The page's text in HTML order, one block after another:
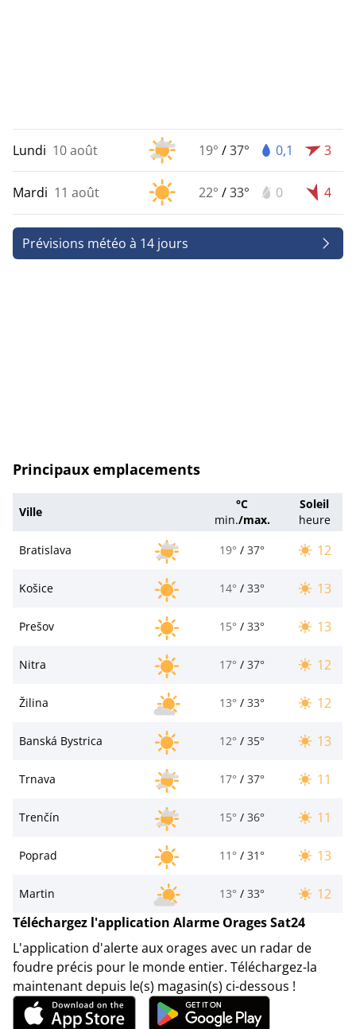
Lundi 10 août 19° /37° 0,1 3
Mardi 11 août 22° /33° 0 4
Prévisions météo à 14 jours
Principaux emplacements
Ville
°C
min./max.
Soleil
heure
Bratislava
19° / 37° 12
Košice 14° / 33° 13
Prešov 15° / 33° 13
Nitra 17° / 37° 12
Žilina 13° / 33° 12
Banská Bystrica 12° / 35° 13
Trnava 17° / 37° 11
Trenčín 15° / 36° 11
Poprad 11° / 31° 13
Martin 13° / 33°
12
Téléchargez l'application Alarme Orages Sat24
L'application d'alerte aux orages avec un radar de
foudre précis pour le monde entier. Téléchargez-la
maintenant depuis le(s) magasin(s) ci-dessous !